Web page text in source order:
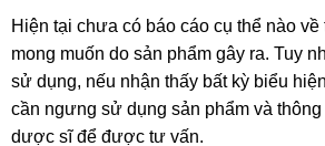
Hiện tại chưa có báo cáo cụ thể nào
mong muốn do sản phẩm gây ra. Tuy
sử dụng, nếu nhận thấy bất kỳ biểu
cần ngưng sử dụng sản phẩm và
dược sĩ để được tư vấn.